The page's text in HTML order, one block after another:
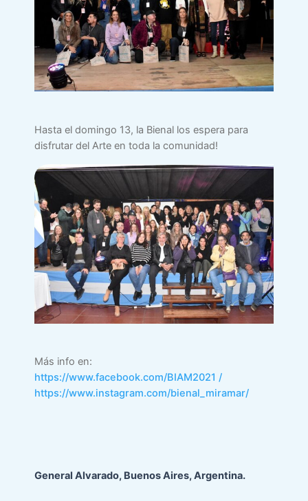
Hasta el domingo 13, la Bienal los espera para
disfrutar del Arte en toda la comunidad!
Más info en:
https://www.facebook.com/BIAM2021 /
https://www.instagram.com/bienal_miramar/
General Alvarado, Buenos Aires, Argentina.